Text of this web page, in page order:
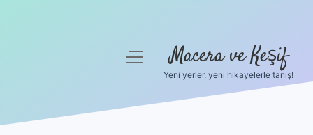
menüyüMacera ve Keşif
Yeni yerler, yeni hikayelerle tanış!